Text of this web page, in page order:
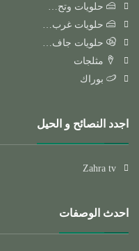
حلويات وتح…
حلويات غرب…
حلويات جاف…
مثلجات
بوراك
اجدد النصائح و الحيل
Zahra tv
احدث الوصفات